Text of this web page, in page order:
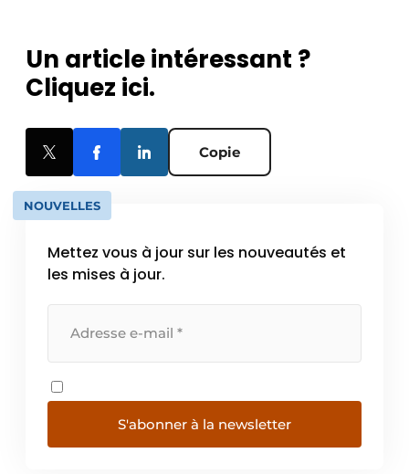
Rénovation
Sécurité incendie
Software
Techniques ferroviaires
Travaux ferroviaires
Un article intéressant ?
Cliquez ici.
Copie
NOUVELLES
Mettez vous à jour sur les nouveautés et
les mises à jour.
S'abonner à la newsletter